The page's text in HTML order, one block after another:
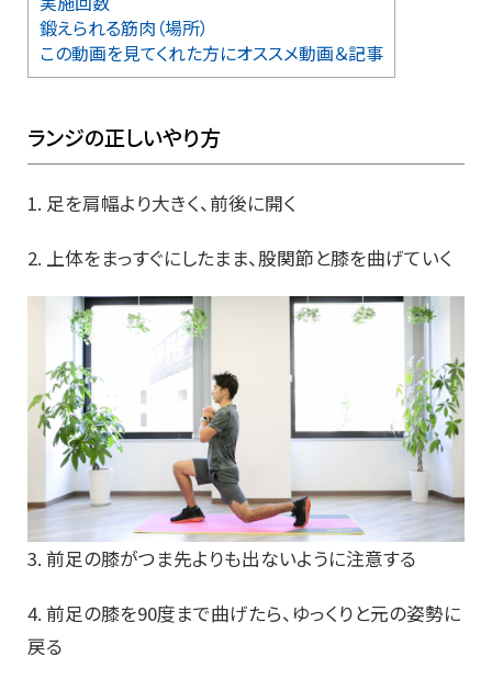
鍛えられる筋肉（場所）
この動画を見てくれた方にオススメ動画＆記事
ランジの正しいやり方
1. 足を肩幅より大きく、前後に開く
2. 上体をまっすぐにしたまま、股関節と膝を曲げていく
3. 前足の膝がつま先よりも出ないように注意する
4. 前足の膝を90度まで曲げたら、ゆっくりと元の姿勢に
戻る